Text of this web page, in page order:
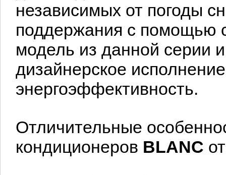
независимых от погоды
поддержания с помощью
модель из данной серии
дизайнерское
энергоэффективность.
Отличительные
кондиционеров BLANC от